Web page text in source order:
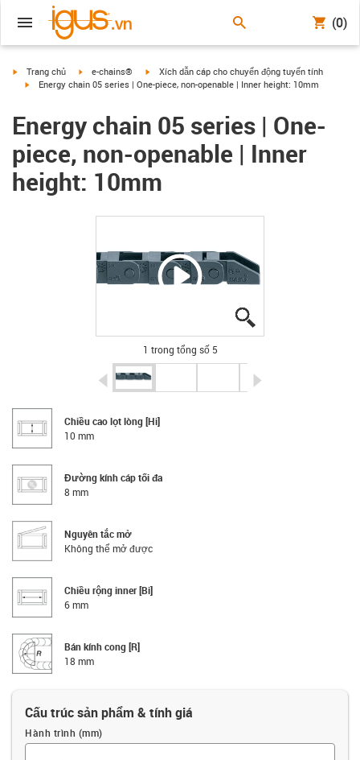
(0)
igus-icon-arrow-right
Trang chủ igus-icon-arrow-right
e-chains® igus-icon-arrow-right
Xích dẫn cáp cho chuyển động tuyến tính
igus-icon-arrow-right
Energy chain 05 series | One-piece, non-openable | Inner height: 10mm
Energy chain 05 series | One-
piece, non-openable | Inner
height: 10mm
1 trong tổng số 5
igus-icon-arrow-left
Chiều cao lọt lòng [Hi]
10 mm
Đường kính cáp tối đa
8 mm
Nguyên tắc mở
Không thể mở được
Chiều rộng inner [Bi]
6 mm
Bán kính cong [R]
18 mm
Cấu trúc sản phẩm & tính giá
Hành trình (mm)